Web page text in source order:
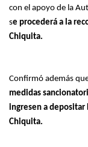
con el apoyo de la
se procederá a la
Chiquita.
Confirmó además
medidas
ingresen a depositar
Chiquita.